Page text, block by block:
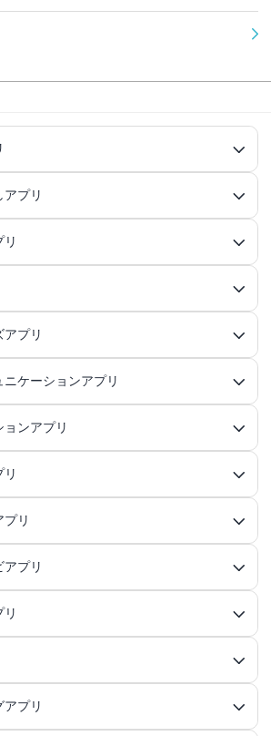
ンRPGアプリ
プリ
リ
リ
プリ
アプリ
リ
アプリ
アプリ
ンアプリ総合
ョンアプリ
ョンアプリ
ョンアプリ
ションアプリ
シミュレーションゲームアプリ
アプリ
ムアプリ総合
プリ
イアプリ
ームアプリ
ーティングアプリ
ィングアプリ
ングアプリ
ムアプリ
ィングアプリ
ームアプリ
ームアプリ総合
ベンチャーアプリ
チャーアプリ
プリ
ンチャーアプリ
プリ
プリ総合
プリ
リ
リ
し物ゲームアプリ
リ総合
音ゲーアプリ
ーアプリ
ムアプリ
アプリ
ドアプリ総合
スアプリ
アプリ
アプリ
リ
リ総合
リ総合
プリ
合
リ
プリ
リ
アプリ
プリ
アプリ
総合
合
プリ
アプリ
らえるアプリ
稼ぐアプリ
計アプリ
プリ
リ
プリ
リ
総合
アプリ
アプリ
プリ
プリ
合
コーダーアプリ
リ総合
有アプリ
ャーアプリ
合
ールアプリ
総合
ングアプリ
グアプリ
ングアプリ
けマッチングアプリ
総合
アプリ
プリ
アプリ
総合
アプリ
リ
アプリ
プリ総合
放アプリ
アプリ
アプリ
プリ
リ
タマイズアプリ
ケーションアプリ
ョンアプリ総合
リ
プリ
リ
リ
総合
アプリ
アプリ
チャットアプリ
リ
リ
リ総合
プリ
ンアプリ
リ総合
イルアプリ
ケアアプリ
リ
リ
リ
テアプリ
ットアプリ
リ
プリ
合
リ
合
止アプリ
防止アプリ総合
アプリ
合
合
リ
リ
アプリ
アプリ